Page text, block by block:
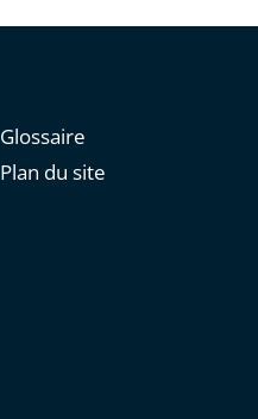
Glossaire
Plan du site